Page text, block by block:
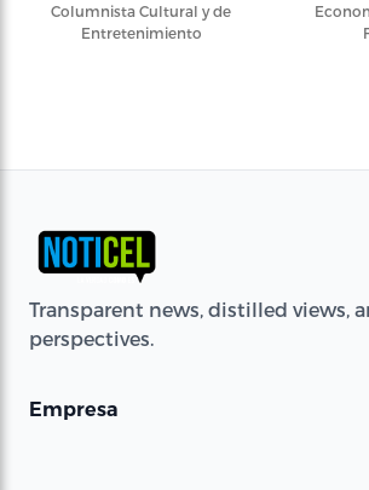
Columnista Cultural y de
Entretenimiento
Transparent news, distilled views,
perspectives.
Empresa